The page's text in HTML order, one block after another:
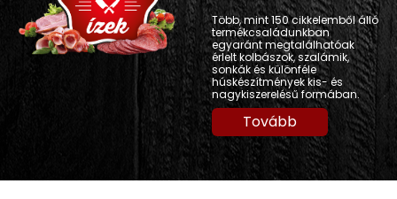
Több, mint 150 cikkelemből álló
termékcsaládunkban
egyaránt megtalálhatóak
érlelt kolbászok, szalámik,
sonkák és különféle
húskészítmények kis- és
nagykiszerelésű formában.
Tovább